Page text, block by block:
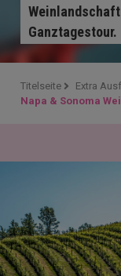
Ganztagestour.
Titelseite Extra
Napa & Sonoma